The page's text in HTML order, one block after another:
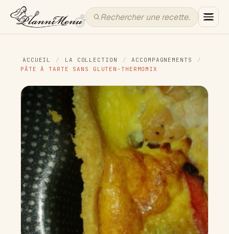
ACCUEIL / LA COLLECTION / ACCOMPAGNEMENTS
/
PÂTE À TARTE SANS GLUTEN-THERMOMIX